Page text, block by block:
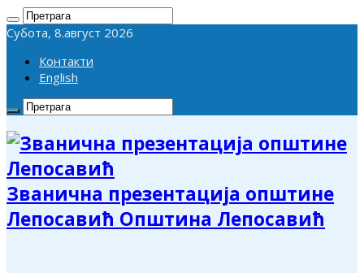
Субота, 8.август 2026
Контакти
English
Званична презентација општине
Лепосавић Општина Лепосавић